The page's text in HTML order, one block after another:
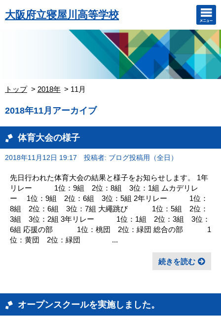
大阪府立寝屋川高等学校
トップ 2018年 11月
2018年11月アーカイブ
体育大会の様子
2018年11月12日 19:17 投稿者: ブログ投稿用（全日）
先日行われた体育大会の結果と様子をお知らせします。 1年
リレー 1位：9組 2位：8組 3位：1組 ムカデリレ
ー 1位：9組 2位：6組 3位：5組 2年リレー 1位：
8組 2位：6組 3位：7組 大繩跳び 1位：5組 2位：
3組 3位：2組 3年リレー 1位：1組 2位：3組 3位：
6組 応援の部 1位：桃団 2位：緑団 総合の部 1
位：黄団 2位：緑団 ...
続きを読む
オープンスクールを実施しました。